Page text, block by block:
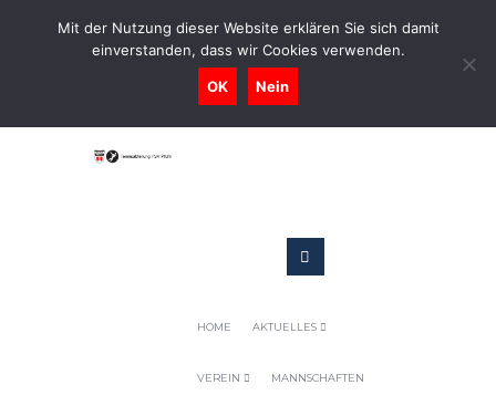
0731-9716400
Geschaeftsstelle@tennis-tsv-pfuhl.de
HOME AKTUELLES
VEREIN MANNSCHAFTEN
Mit der Nutzung dieser Website erklären Sie sich damit
einverstanden, dass wir Cookies verwenden.
OK Nein